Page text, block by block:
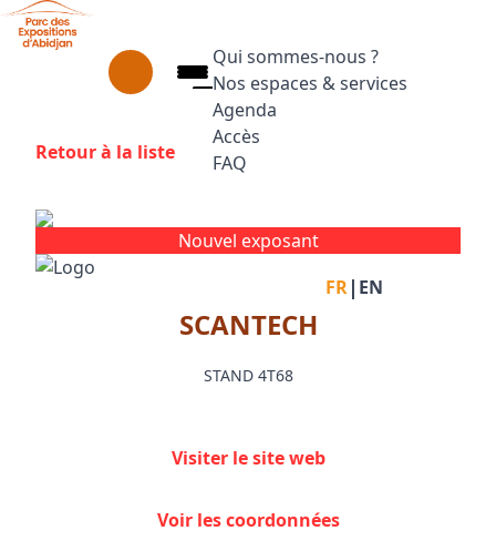
Aller au contenu principal
Qui sommes-nous ?
Nos espaces & services
Agenda
Accès
FAQ
Facebook
Instagram
Linkedin
FR| EN
Retour à la liste
Nouvel exposant
SCANTECH
STAND 4T68
Visiter le site web
Voir les coordonnées
Panneau de gestion des cookies